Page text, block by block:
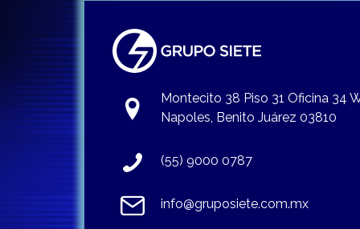
Montecito 38 Piso 31 Oficina 34
Napoles, Benito Juárez 03810
(55) 9000 0787
info@gruposiete.com.mx